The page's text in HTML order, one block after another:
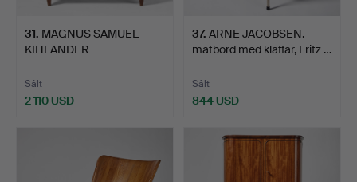
31. MAGNUS SAMUEL
KIHLANDER
Sålt
2 110 USD
37. ARNE JACOBSEN.
matbord med klaffar, Fritz …
Sålt
844 USD